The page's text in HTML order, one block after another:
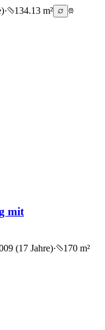
·
134.13 m²
mit
(17 Jahre)·
170 m²